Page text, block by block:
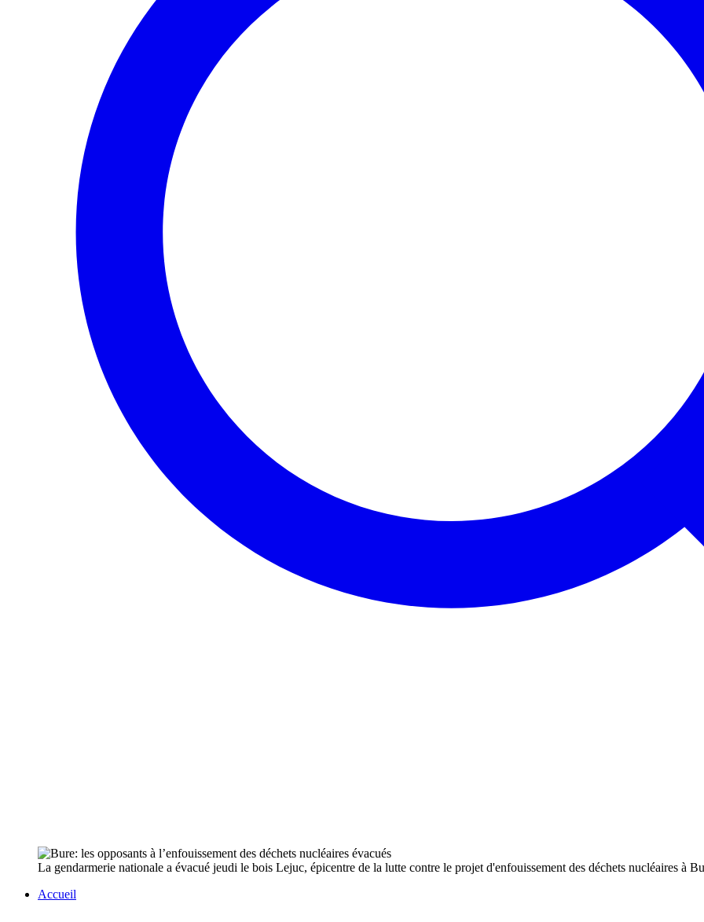
La gendarmerie nationale a évacué jeudi le bois Lejuc, épicentre de la lutte contre le projet d'enfouissement des déchets nucléaires à
Accueil